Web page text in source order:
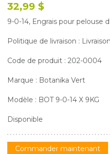
32,99 $
9-0-14, Engrais pour pelouse
Politique de livraison :
Code de produit : 202-0004
Marque : Botanika Vert
Modèle : BOT 9-0-14 X 9KG
Disponible
Commander maintenant